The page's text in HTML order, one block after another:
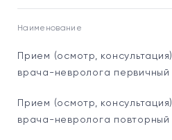
Наименование
Прием (осмотр, консультация)
врача-невролога первичный
Прием (осмотр, консультация)
врача-невролога повторный